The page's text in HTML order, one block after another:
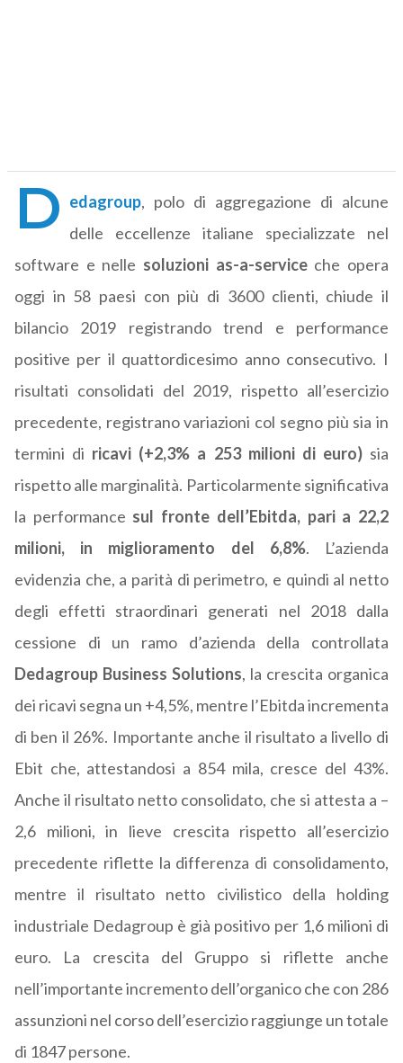
D edagroup, polo di aggregazione di alcune
delle eccellenze italiane specializzate nel
software e nelle soluzioni as-a-serviceche opera
oggi in 58 paesi con più di 3600 clienti, chiude il
bilancio 2019 registrando trend e performance
positive per il quattordicesimo anno consecutivo. I
risultati consolidati del 2019, rispetto all’esercizio
precedente, registrano variazioni col segno più sia in
termini di ricavi (+2,3% a 253 milioni di euro)sia
rispetto alle marginalità. Particolarmente significativa
la performance sul fronte dell’Ebitda, pari a 22,2
milioni, in miglioramento del 6,8%. L’azienda
evidenzia che, a parità di perimetro, e quindi al netto
degli effetti straordinari generati nel 2018 dalla
cessione di un ramo d’azienda della controllata
Dedagroup Business Solutions, la crescita organica
dei ricavi segna un +4,5%, mentre l’Ebitda incrementa
di ben il 26%. Importante anche il risultato a livello di
Ebit che, attestandosi a 854 mila, cresce del 43%.
Anche il risultato netto consolidato, che si attesta a –
2,6 milioni, in lieve crescita rispetto all’esercizio
precedente riflette la differenza di consolidamento,
mentre il risultato netto civilistico della holding
industriale Dedagroup è già positivo per 1,6 milioni di
euro. La crescita del Gruppo si riflette anche
nell’importante incremento dell’organico che con 286
assunzioni nel corso dell’esercizio raggiunge un totale
di 1847 persone.